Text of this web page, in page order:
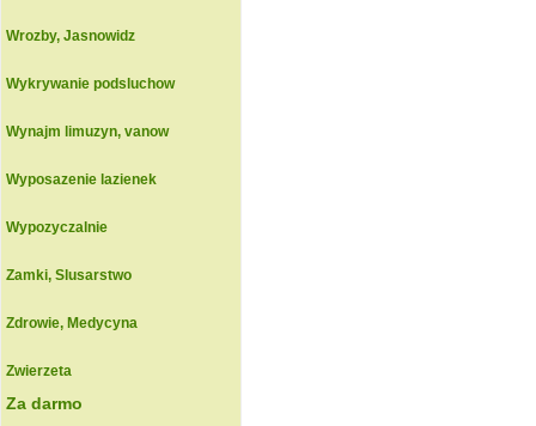
Wrozby, Jasnowidz
Wykrywanie podsluchow
Wynajm limuzyn, vanow
Wyposazenie lazienek
Wypozyczalnie
Zamki, Slusarstwo
Zdrowie, Medycyna
Zwierzeta
Za darmo